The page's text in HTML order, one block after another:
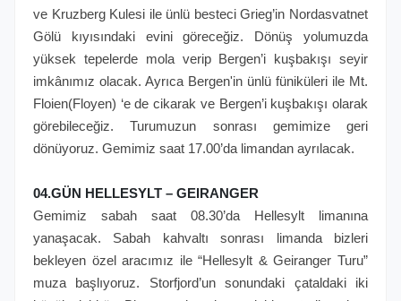
ve Kruzberg Kulesi ile ünlü besteci Grieg’in Nordasvatnet
Gölü kıyısındaki evini göreceğiz. Dönüş yolumuzda
yüksek tepelerde mola verip Bergen’i kuşbakışı seyir
imkânımız olacak. Ayrıca Bergen'in ünlü füniküleri ile Mt.
Floien(Floyen) ‘e de cikarak ve Bergen’i kuşbakışı olarak
görebileceğiz. Turumuzun sonrası gemimize geri
dönüyoruz. Gemimiz saat 17.00’da limandan ayrılacak.
04.GÜN HELLESYLT – GEIRANGER
Gemimiz sabah saat 08.30’da Hellesylt limanına
yanaşacak. Sabah kahvaltı sonrası limanda bizleri
bekleyen özel aracımız ile “Hellesylt & Geiranger Turu”
muza başlıyoruz. Storfjord’un sonundaki çataldaki iki